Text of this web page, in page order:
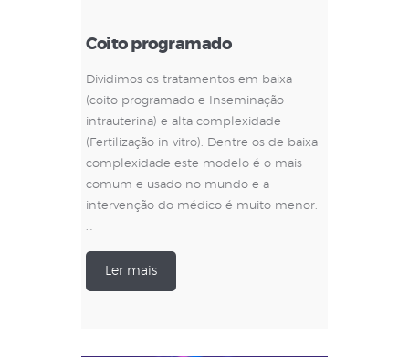
Coito programado
Dividimos os tratamentos em baixa
(coito programado e Inseminação
intrauterina) e alta complexidade
(Fertilização in vitro). Dentre os de baixa
complexidade este modelo é o mais
comum e usado no mundo e a
intervenção do médico é muito menor.
…
Ler mais